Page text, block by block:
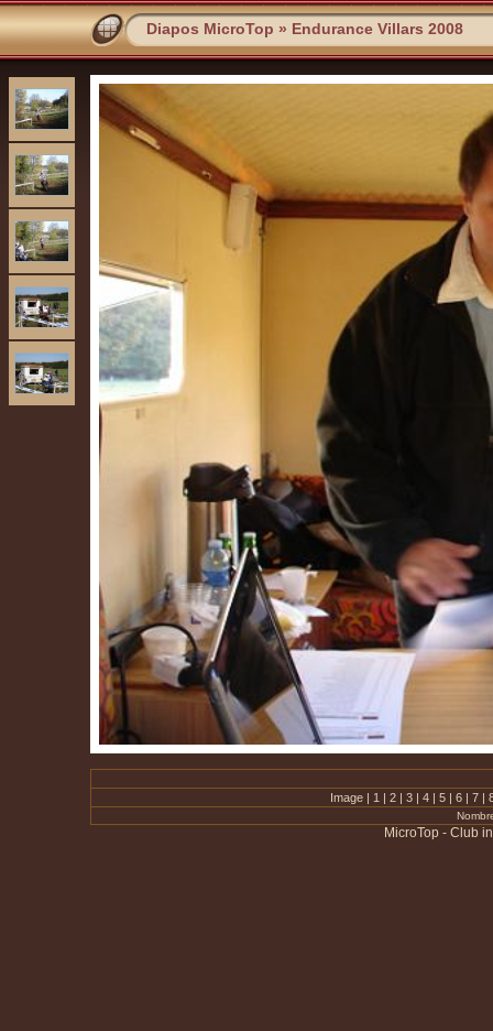
Diapos MicroTop » Endurance Villars 2008
Image | 1 | 2 | 3 | 4 | 5 | 6 | 7 |
MicroTop - Club